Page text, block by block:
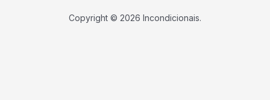
Copyright © 2026 Incondicionais.